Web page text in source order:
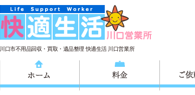
川口市不用品回収・買取・遺品整理 快適生活 川口営業所